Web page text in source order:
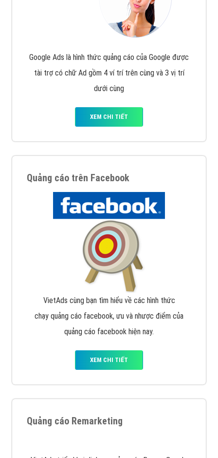
để được tư vấn chuyên
sâu về giải pháp marketing hiệu quả cho doanh nghiệp
Google Ads là hình thức quảng cáo của Google được
tài trợ có chữ Ad gồm 4 ví trí trên cùng và 3 vị trí
dưới cùng
XEM CHI TIẾT